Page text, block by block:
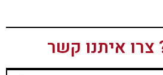
איתנו קשר